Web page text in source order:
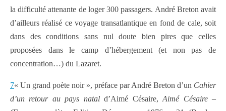
la difficulté attenante de loger 300 passagers. André Breton avait
d’ailleurs réalisé ce voyage transatlantique en fond de cale, soit
dans des conditions sans nul doute bien pires que celles
proposées dans le camp d’hébergement (et non pas de
concentration…) du Lazaret.
7« Un grand poète noir », préface par André Breton d’un Cahier
d’un retour au pays natald’Aimé Césaire,Aimé Césaire –